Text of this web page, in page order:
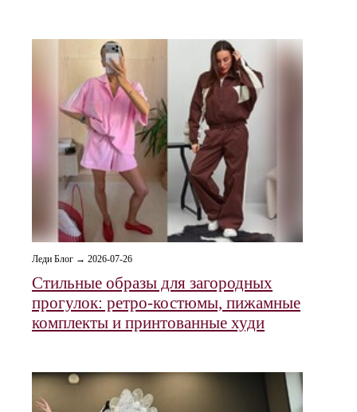
Леди Блог → 2026-07-26
Стильные образы для загородных
прогулок: ретро‑костюмы, пижамные
комплекты и принтованные худи